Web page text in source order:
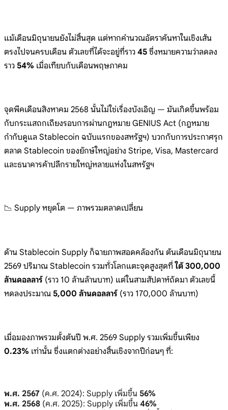
แม้เดือนมิถุนายนยังไม่สิ้นสุด แต่หากคำนวณอัตราค้นหาในเชิงเส้น
ตรงไปจนครบเดือน ตัวเลขที่ได้จะอยู่ที่ราว 45 ซึ่งหมายความว่าลดลง
ราว 54% เมื่อเทียบกับเดือนพฤษภาคม
จุดพีคเดือนสิงหาคม 2568 นั้นไม่ใช่เรื่องบังเอิญ — มันเกิดขึ้นพร้อม
กับกระแสถกเถียงรอบการผ่านกฎหมาย GENIUS Act (กฎหมาย
กำกับดูแล Stablecoin ฉบับแรกของสหรัฐฯ) บวกกับการประกาศรุก
ตลาด Stablecoin ของยักษ์ใหญ่อย่าง Stripe, Visa, Mastercard
และธนาคารค้าปลีกรายใหญ่หลายแห่งในสหรัฐฯ
📉 Supply หยุดโต — ภาพรวมตลาดเปลี่ยน
ด้าน Stablecoin Supply ก็ฉายภาพสอดคล้องกัน ต้นเดือนมิถุนายน
2569 ปริมาณ Stablecoin รวมทั่วโลกแตะจุดสูงสุดที่ใต้ 300,000
ล้านดอลลาร์ (ราว 10 ล้านล้านบาท) แต่ในสามสัปดาห์ถัดมา ตัวเลขนี้
หดลงประมาณ 5,000 ล้านดอลลาร์ (ราว 170,000 ล้านบาท)
เมื่อมองภาพรวมตั้งต้นปี พ.ศ. 2569 Supply รวมเพิ่มขึ้นเพียง
0.23% เท่านั้น ซึ่งแตกต่างอย่างสิ้นเชิงจากปีก่อนๆ ที่:
พ.ศ. 2567 (ค.ศ. 2024): Supply เพิ่มขึ้น 56%
พ.ศ. 2568 (ค.ศ. 2025): Supply เพิ่มขึ้น 46%